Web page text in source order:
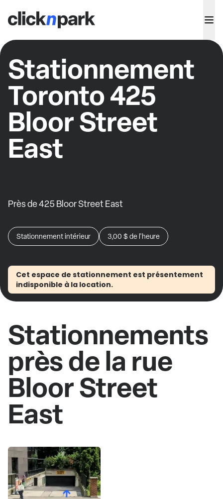
Stationnement
Toronto 425
Bloor Street
East
Près de 425 Bloor Street East
Stationnement intérieur 3,00 $ de l'heure
Cet espace de stationnement est présentement
indisponible à la location.
Stationnements
près de la rue
Bloor Street
East